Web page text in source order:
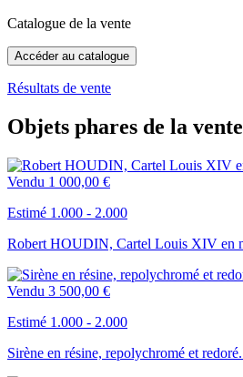
Catalogue de la vente
Accéder au catalogue
Résultats de vente
Objets phares de la vente
Vendu 1 000,00 €
Estimé 1.000 - 2.000
Robert HOUDIN, Cartel Louis XIV en
Vendu 3 500,00 €
Estimé 1.000 - 2.000
Sirène en résine, repolychromé et